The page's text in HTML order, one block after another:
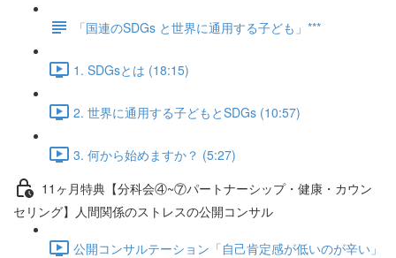
「国連のSDGs と世界に通用する子ども」***
1. SDGsとは (18:15)
2. 世界に通用する子どもとSDGs (10:57)
3. 何から始めますか？ (5:27)
11ヶ月特典【分科会④~⑦パートナーシップ・健康・カウン
セリング】人間関係のストレスの公開コンサル
公開コンサルテーション「自己肯定感が低いのが辛い」